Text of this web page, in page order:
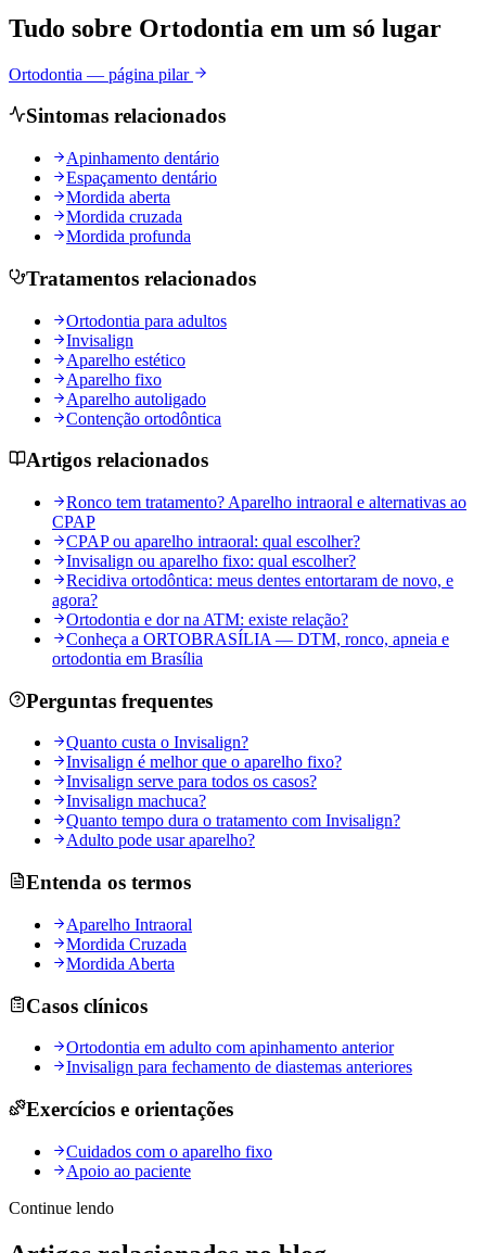
Tudo sobre Ortodontia em um só lugar
Ortodontia — página pilar
Sintomas relacionados
Apinhamento dentário
Espaçamento dentário
Mordida aberta
Mordida cruzada
Mordida profunda
Tratamentos relacionados
Ortodontia para adultos
Invisalign
Aparelho estético
Aparelho fixo
Aparelho autoligado
Contenção ortodôntica
Artigos relacionados
Ronco tem tratamento? Aparelho intraoral e alternativas ao
CPAP
CPAP ou aparelho intraoral: qual escolher?
Invisalign ou aparelho fixo: qual escolher?
Recidiva ortodôntica: meus dentes entortaram de novo, e
agora?
Ortodontia e dor na ATM: existe relação?
Conheça a ORTOBRASÍLIA — DTM, ronco, apneia e
ortodontia em Brasília
Perguntas frequentes
Quanto custa o Invisalign?
Invisalign é melhor que o aparelho fixo?
Invisalign serve para todos os casos?
Invisalign machuca?
Quanto tempo dura o tratamento com Invisalign?
Adulto pode usar aparelho?
Entenda os termos
Aparelho Intraoral
Mordida Cruzada
Mordida Aberta
Casos clínicos
Ortodontia em adulto com apinhamento anterior
Invisalign para fechamento de diastemas anteriores
Exercícios e orientações
Cuidados com o aparelho fixo
Apoio ao paciente
Continue lendo